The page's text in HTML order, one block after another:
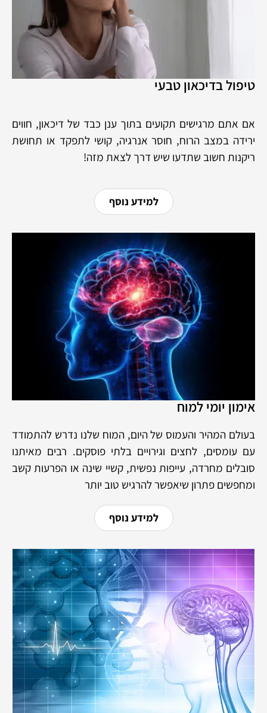
טיפול בדיכאון טבעי
אם אתם מרגישים תקועים בתוך ענן כבד של דיכאון, חווים
ירידה במצב הרוח, חוסר אנרגיה, קושי לתפקד או תחושת
ריקנות חשוב שתדעו שיש דרך לצאת מזה!
למידע נוסף
אימון יומי למוח
בעולם המהיר והעמוס של היום, המוח שלנו נדרש להתמודד
עם עומסים, לחצים וגירויים בלתי פוסקים. רבים מאיתנו
סובלים מחרדה, עייפות נפשית, קשיי שינה או הפרעות קשב
ומחפשים פתרון שיאפשר להרגיש טוב יותר
למידע נוסף